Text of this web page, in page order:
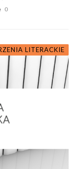
0
LITERACKIE